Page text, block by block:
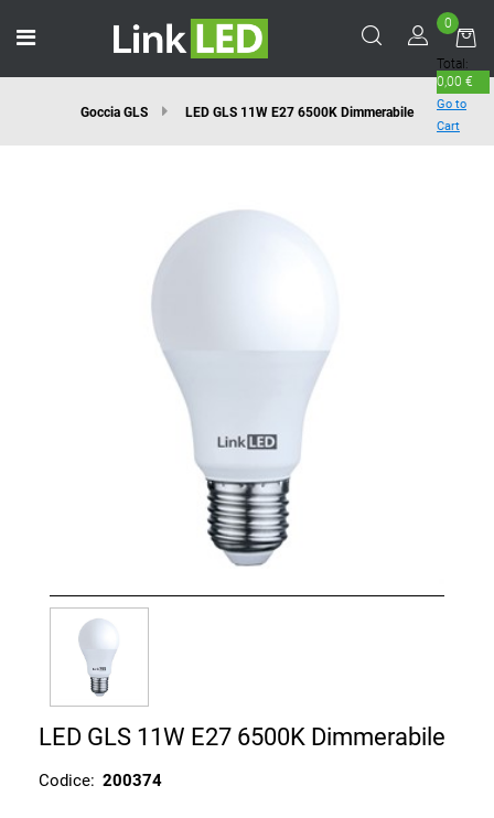
0
Total:
0,00 €
Go to
Cart
Goccia GLS LED GLS 11W E27 6500K Dimmerabile
LED GLS 11W E27 6500K Dimmerabile
Codice: 200374